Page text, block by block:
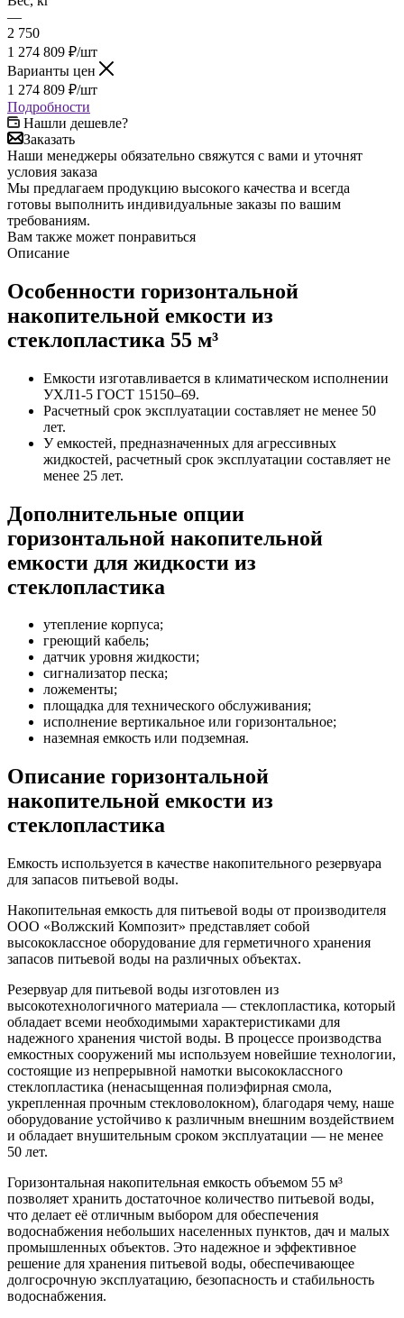
—
2 750
1 274 809 ₽/шт
Варианты цен
1 274 809 ₽/шт
Подробности
Нашли дешевле?
Заказать
Наши менеджеры обязательно свяжутся с вами и уточнят
условия заказа
Мы предлагаем продукцию высокого качества и всегда
готовы выполнить индивидуальные заказы по вашим
требованиям.
Вам также может понравиться
Описание
Особенности горизонтальной
накопительной емкости из
стеклопластика 55 м³
Емкости изготавливается в климатическом исполнении
УХЛ1-5 ГОСТ 15150–69.
Расчетный срок эксплуатации составляет не менее 50
лет.
У емкостей, предназначенных для агрессивных
жидкостей, расчетный срок эксплуатации составляет не
менее 25 лет.
Дополнительные опции
горизонтальной накопительной
емкости для жидкости из
стеклопластика
утепление корпуса;
греющий кабель;
датчик уровня жидкости;
сигнализатор песка;
ложементы;
площадка для технического обслуживания;
исполнение вертикальное или горизонтальное;
наземная емкость или подземная.
Описание горизонтальной
накопительной емкости из
стеклопластика
Емкость используется в качестве накопительного резервуара
для запасов питьевой воды.
Накопительная емкость для питьевой воды от производителя
ООО «Волжский Композит» представляет собой
высококлассное оборудование для герметичного хранения
запасов питьевой воды на различных объектах.
Резервуар для питьевой воды изготовлен из
высокотехнологичного материала — стеклопластика, который
обладает всеми необходимыми характеристиками для
надежного хранения чистой воды. В процессе производства
емкостных сооружений мы используем новейшие технологии,
состоящие из непрерывной намотки высококлассного
стеклопластика (ненасыщенная полиэфирная смола,
укрепленная прочным стекловолокном), благодаря чему, наше
оборудование устойчиво к различным внешним воздействием
и обладает внушительным сроком эксплуатации — не менее
50 лет.
Горизонтальная накопительная емкость объемом 55 м³
позволяет хранить достаточное количество питьевой воды,
что делает её отличным выбором для обеспечения
водоснабжения небольших населенных пунктов, дач и малых
промышленных объектов. Это надежное и эффективное
решение для хранения питьевой воды, обеспечивающее
долгосрочную эксплуатацию, безопасность и стабильность
водоснабжения.